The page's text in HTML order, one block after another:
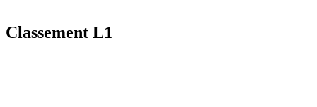
Classement L1